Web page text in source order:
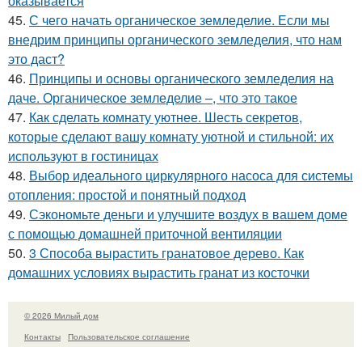
45. С чего начать органическое земледелие. Если мы
внедрим принципы органического земледелия, что нам
это даст?
46. Принципы и основы органического земледелия на
даче. Органическое земледелие –, что это такое
47. Как сделать комнату уютнее. Шесть секретов,
которые сделают вашу комнату уютной и стильной: их
используют в гостиницах
48. Выбор идеального циркулярного насоса для системы
отопления: простой и понятный подход
49. Сэкономьте деньги и улучшите воздух в вашем доме
с помощью домашней приточной вентиляции
50. 3 Способа вырастить гранатовое дерево. Как
домашних условиях вырастить гранат из косточки
© 2026 Милый дом
Контакты
Пользовательское соглашение